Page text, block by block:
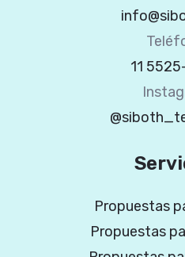
11
Propuestas
Propuestas